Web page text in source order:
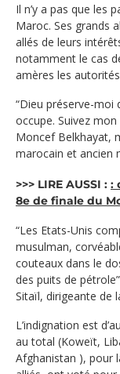
Il n’y a pas que les
Maroc. Ses grands
allés de leurs
notamment le cas
amères les
“Dieu préserve-moi
occupe. Suivez
Moncef Belkhayat,
marocain et ancien
>>> LIRE AUSSI : :
8e de finale du
“Les Etats-Unis
musulman,
couteaux dans le
des puits de
Sitaïl, dirigeante de
L’indignation est
au total (Koweït,
Afghanistan ), pour